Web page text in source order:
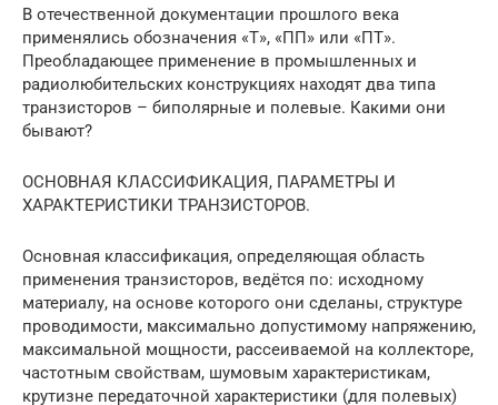
В отечественной документации прошлого века
применялись обозначения «Т», «ПП» или «ПТ».
Преобладающее применение в промышленных и
радиолюбительских конструкциях находят два типа
транзисторов – биполярные и полевые. Какими они
бывают?
ОСНОВНАЯ КЛАССИФИКАЦИЯ, ПАРАМЕТРЫ И
ХАРАКТЕРИСТИКИ ТРАНЗИСТОРОВ.
Основная классификация, определяющая область
применения транзисторов, ведётся по: исходному
материалу, на основе которого они сделаны, структуре
проводимости, максимально допустимому напряжению,
максимальной мощности, рассеиваемой на коллекторе,
частотным свойствам, шумовым характеристикам,
крутизне передаточной характеристики (для полевых)